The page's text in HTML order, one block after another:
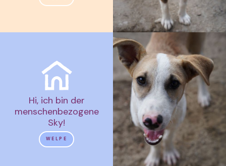
Hi, ich bin der
menschenbezogene
Sky!
WELPE